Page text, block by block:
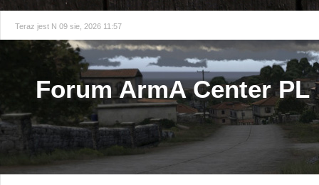
Teraz jest N 09 sie, 2026 11:57
Forum ArmA Center PL